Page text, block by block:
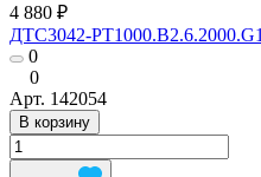
4 880 ₽
ДТС3042-
0
0
Арт. 142054
В корзину